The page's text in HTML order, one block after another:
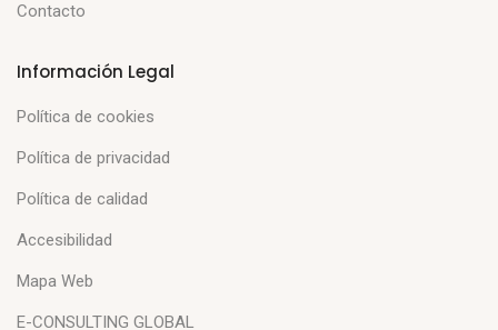
Contacto
Información Legal
Política de cookies
Política de privacidad
Política de calidad
Accesibilidad
Mapa Web
E-CONSULTING GLOBAL